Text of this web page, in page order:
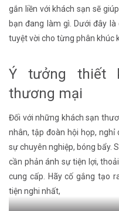
gắn liền với khách sạn sẽ
bạn đang làm gì. Dưới đây
tuyệt vời cho từng phân khúc
Ý tưởng thiết
thương mại
Đối với những khách sạn
nhân, tập đoàn hội họp,
sự chuyên nghiệp, bóng bẩy.
cần phản ánh sự tiện lợi,
cung cấp. Hãy cố gắng tạo
tiện nghi nhất,